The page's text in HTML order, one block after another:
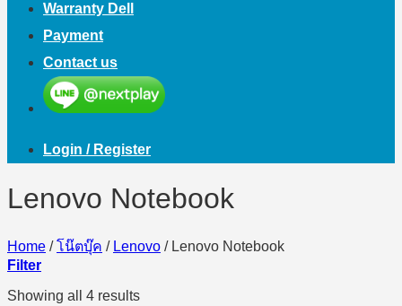
Warranty Dell
Payment
Contact us
Login / Register
Lenovo Notebook
Home / โน๊ตบุ๊ค / Lenovo /Lenovo Notebook
Filter
Showing all 4 results